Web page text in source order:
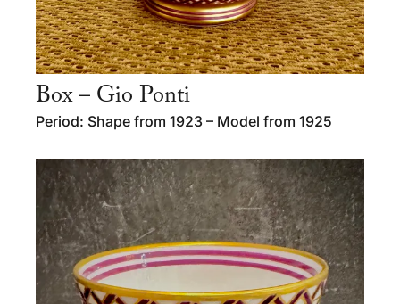
Box – Gio Ponti
Period: Shape from 1923 – Model from 1925